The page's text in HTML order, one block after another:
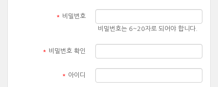
* 비밀번호
비밀번호는 6~20자로 되어야 합니다.
* 비밀번호 확인
* 아이디